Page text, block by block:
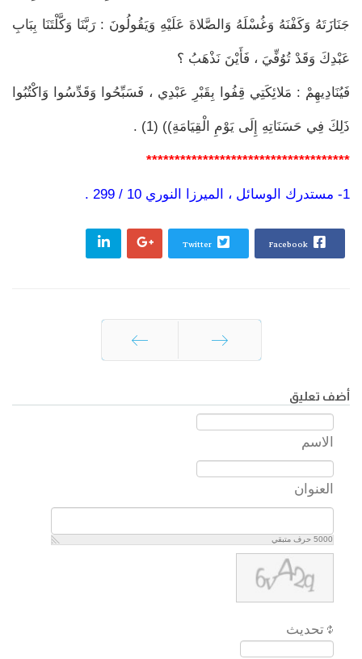
جَنَازَتَهُ وَكَفْنَهُ وَغُسْلَهُ وَالصَّلاةَ عَلَيْهِ وَيَقُولُونَ : رَبَّنَا وَكَّلْتَنَا بِبَابِ
عَبْدِكَ وَقَدْ تُوُفِّيَ ، فَأَيْنَ نَذْهَبُ ؟
فَيُنَادِيهِمْ : مَلائِكَتِي قِفُوا بِقَبْرِ عَبْدِي ، فَسَبِّحُوا وَقَدِّسُوا وَاكْتُبُوا
ذَلِكَ فِي حَسَنَاتِهِ إِلَى يَوْمِ الْقِيَامَةِ)) (1) .
************************************
1- مستدرك الوسائل ، الميرزا النوري 10 / 299 .
أضف تعليق
الاسم
العنوان
5000 حرف متبقي
تحديث